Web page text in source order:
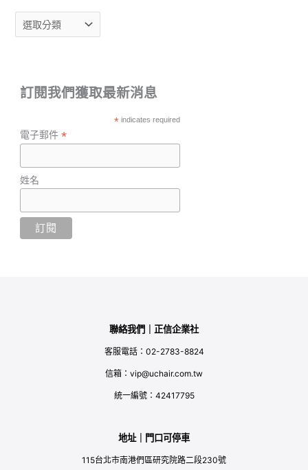
訂閱我們獲取最新消息
*indicates required
電子郵件*
姓名
聯絡我們｜正信企業社
客服電話：02-2783-8824
信箱：vip@uchair.com.tw
統一編號：42417795
地址｜門口可停車
115台北市南港們區研究院路二段230號